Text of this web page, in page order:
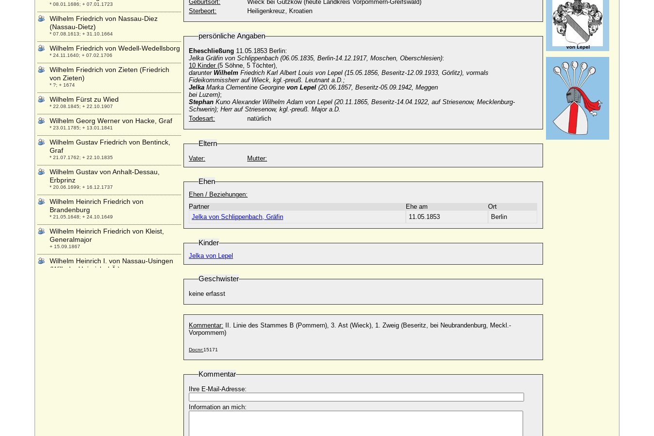
Geburtsort:
Wieck bei Gützkow (heute Landkreis Vorpommern-Greifswald)
Sterbeort:
Heiligenkreuz, Kroatien
persönliche Angaben
Eheschließung 11.05.1853 Berlin:
Jelka Gräfin von Schlippenbach (06.05.1835, Berlin-14.12.1917, Moschen, Oberschlesien):
10 Kinder (5 Söhne, 5 Töchter),
darunter Wilhelm Friedrich Karl Albert Louis von Lepel (15.05.1856, Beseritz-12.09.1933, Görlitz), vormals
Fideikommissherr auf Wieck, kgl.-preuß. Leutnant a.D.;
Jelka Marka Clementine Georgine von Lepel (20.06.1857, Beseritz-05.09.1942, Meggen
bei Luzern);
Stephan Kuno Alexander Wilhelm Adam von Lepel (20.11.1865, Beseritz-14.04.1922, auf Striesenow, Mecklenburg-
Schwerin); Herr auf Striesenow, kgl.-preuß. Major a.D.
Todesart:
natürlich
Eltern
Vater: Mutter:
Ehen
Ehen / Beziehungen:
Partner
Ehe am
Ort
Jelka von Schlippenbach, Gräfin
11.05.1853 Berlin
Kinder
Jelka von Lepel
Geschwister
keine erfasst
Kommentar:
II. Linie des Stammes B (Pommern), 3. Ast (Wieck), 1. Zweig (Beseritz, bei Neubrandenburg, Meckl.-
Vorpommern)
Docnr:15171
Kommentar
Ihre E-Mail-Adresse:
Information an mich:
* 08.01.1686; + 07.01.1723
Wilhelm Friedrich von Nassau-Diez
(Nassau-Dietz)
* 07.08.1613; + 31.10.1664
Wilhelm Friedrich von Wedell-Wedellsborg
* 24.11.1640; + 07.02.1706
Wilhelm Friedrich von Zieten (Friedrich
von Zieten)
* ?; + 1674
Wilhelm Fürst zu Wied
* 22.08.1845; + 22.10.1907
Wilhelm Georg Werner von Hacke, Graf
* 23.01.1785; + 13.01.1841
Wilhelm Gustav Friedrich von Bentinck,
Graf
* 21.07.1762; + 22.10.1835
Wilhelm Gustav von Anhalt-Dessau,
Erbprinz
* 20.06.1699; + 16.12.1737
Wilhelm Heinrich Friedrich von
Brandenburg
* 21.05.1648; + 24.10.1649
Wilhelm Heinrich Friedrich von Kleist,
Generalmajor
+ 15.09.1867
Wilhelm Heinrich I. von Nassau-Usingen
(Wilhelm Heinrich d.Ä.)